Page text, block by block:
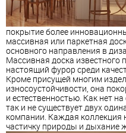
покрытие более
массивная или паркетная
основного направления в
Массивная доска известного
настоящий фурор среди
Кроме присущей многим
износоустойчивости, она
и естественностью. Как нет
так и не существует двух
компании. Каждая коллекция
частичку природы и дыхание